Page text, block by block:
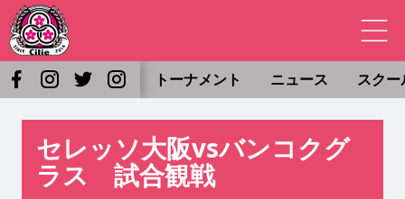
トーナメント ニュース スクー
セレッソ大阪vsバンコクグ
ラス 試合観戦